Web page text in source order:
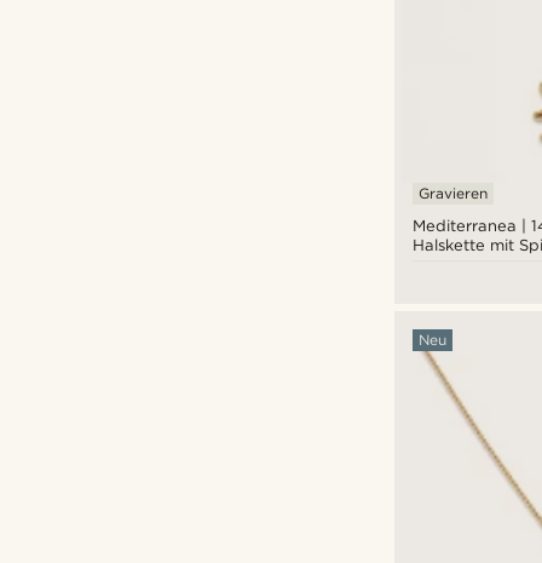
Mediterranea |
Halskette mit
Gravieren
Neu